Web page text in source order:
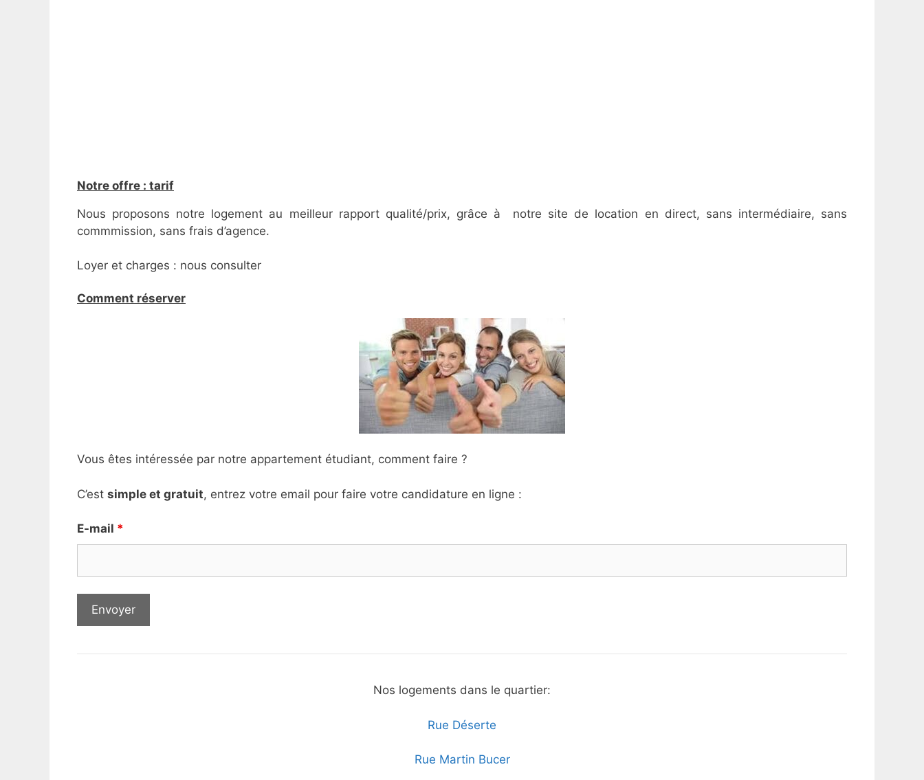
Notre offre : tarif
Nous proposons notre logement au meilleur rapport qualité/prix, grâce à notre site de location en direct, sans intermédiaire, sans
commmission, sans frais d’agence.
Loyer et charges : nous consulter
Comment réserver
Vous êtes intéressée par notre appartement étudiant, comment faire ?
C’est simple et gratuit, entrez votre email pour faire votre candidature en ligne :
E-mail *
Nos logements dans le quartier:
Rue Déserte
Rue Martin Bucer